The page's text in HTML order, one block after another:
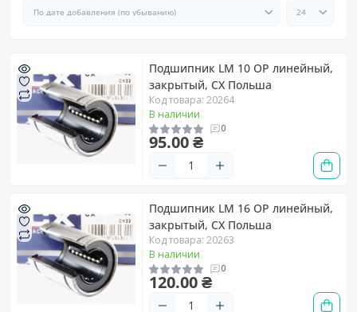
Подшипник LM 10 OP линейный,
закрытый, CX Польша
Код товара: 20264
В наличии
0
95.00 ₴
Подшипник LM 16 OP линейный,
закрытый, CX Польша
Код товара: 20263
В наличии
0
120.00 ₴